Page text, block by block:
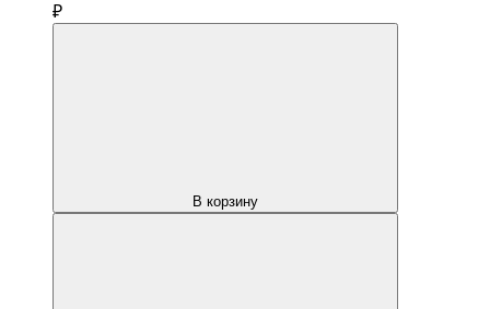
₽
В корзину